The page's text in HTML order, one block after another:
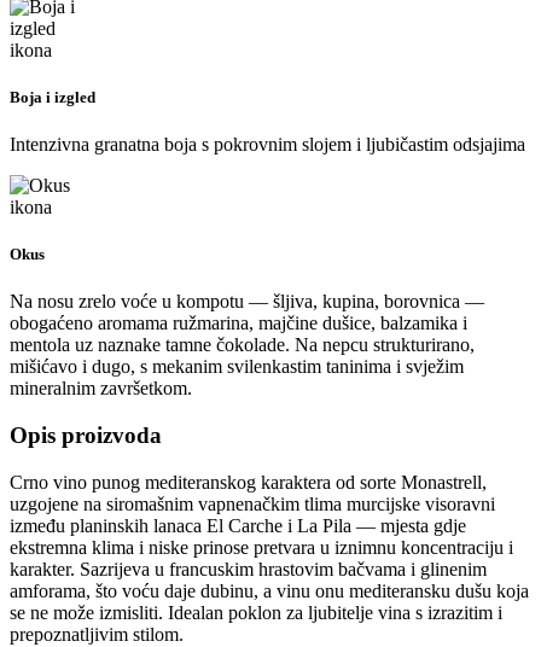
Boja i izgled
Intenzivna granatna boja s pokrovnim slojem i ljubičastim odsjajima
Okus
Na nosu zrelo voće u kompotu — šljiva, kupina, borovnica —
obogaćeno aromama ružmarina, majčine dušice, balzamika i
mentola uz naznake tamne čokolade. Na nepcu strukturirano,
mišićavo i dugo, s mekanim svilenkastim taninima i svježim
mineralnim završetkom.
Opis proizvoda
Crno vino punog mediteranskog karaktera od sorte Monastrell,
uzgojene na siromašnim vapnenačkim tlima murcijske visoravni
između planinskih lanaca El Carche i La Pila — mjesta gdje
ekstremna klima i niske prinose pretvara u iznimnu koncentraciju i
karakter. Sazrijeva u francuskim hrastovim bačvama i glinenim
amforama, što voću daje dubinu, a vinu onu mediteransku dušu koja
se ne može izmisliti. Idealan poklon za ljubitelje vina s izrazitim i
prepoznatljivim stilom.